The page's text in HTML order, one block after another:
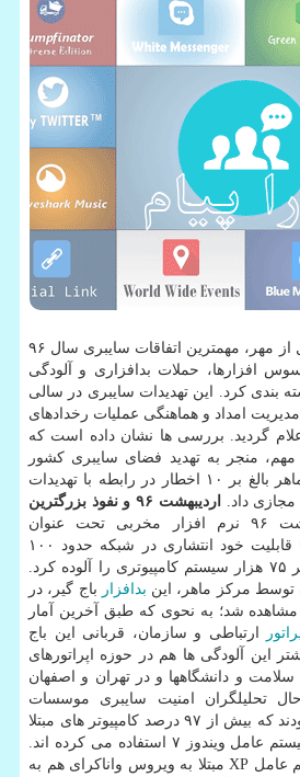
به گزارش كارا پیام به نقل از مهر، مهمترین اتفاقات سایبری سال ۹۶
افزارها، حملات بدافزاری و آلودگی
بندی كرد. این تهدیدات سایبری در سالی
امداد و هماهنگی عملیات رخدادهای
گردید. بررسی ها نشان داده است كه
مهم، منجر به تهدید فضای سایبری كشور
شد. در این راستا مركز ماهر بالغ بر ۱۰ اخطار در رابطه با تهدیدات
داد.
اردیبهشت ۹۶ و نفوذ بزرگترین
اردیبهشت ۹۶ نرم افزار مخربی تحت عنوان
«واناكرای- wannacry » با قابلیت خود انتشاری در شبكه حدود ۱۰۰
كشور شیوع یافته و بالغ بر ۷۵ هزار سیستم كامپیوتری را آلوده كرد.
توسط مركز ماهر، این بدافزار باج گیر، در
شد؛ به نحوی كه طبق آخرین آمار
ارتباطی و سازمان، قربانی این باج
این آلودگی ها هم در حوزه اپراتورهای
و دانشگاهها و در تهران و اصفهان
تحلیلگران امنیت سایبری موسسات
تحقیقاتی دنیا هم اعلام نمودند كه بیش از ۹۷ درصد كامپیوتر های مبتلا
به ویروس واناكرای از سیستم عامل ویندوز ۷ استفاده می كرده اند.
كامپیوتر های دارای سیستم عامل XP مبتلا به ویروس واناكرای هم به